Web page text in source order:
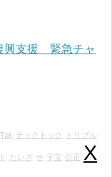
興支援 緊急チャ
ティクトック トリプル
たいざ せ 子宝 公正 X